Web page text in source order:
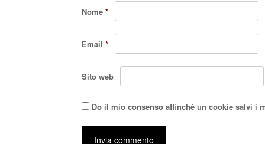
Nome *
Email *
Sito web
Do il mio consenso affinché un cookie salvi i